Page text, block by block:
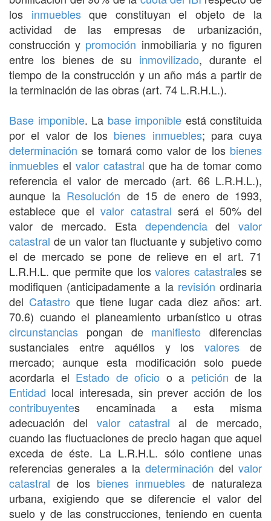
los inmueblesque constituyan el objeto de la
actividad de las empresas de urbanización,
construcción y promoción inmobiliaria y no figuren
entre los bienes de su inmovilizado, durante el
tiempo de la construcción y un año más a partir de
la terminación de las obras (art. 74 L.R.H.L.).
Base imponible. La base imponible está constituida
por el valor de los bienes inmuebles; para cuya
determinación se tomará como valor de los bienes
inmuebles el valor catastral que ha de tomar como
referencia el valor de mercado (art. 66 L.R.H.L.),
aunque la Resolución de 15 de enero de 1993,
establece que elvalor catastral será el 50% del
valor de mercado. Esta dependenciadelvalor
catastral de un valor tan fluctuante y subjetivo como
el de mercado se pone de relieve en el art. 71
L.R.H.L. que permite que losvalores catastrales se
modifiquen (anticipadamente a la revisión ordinaria
del Catastro que tiene lugar cada diez años: art.
70.6) cuando el planeamiento urbanístico u otras
circunstancias pongan de manifiesto diferencias
sustanciales entre aquéllos y losvalores de
mercado; aunque esta modificación solo puede
acordarla el Estado de oficio o a petición de la
Entidad local interesada, sin prever acción de los
contribuyentes encaminada a esta misma
adecuación del valor catastral al de mercado,
cuando las fluctuaciones de precio hagan que aquel
exceda de éste. La L.R.H.L. sólo contiene unas
referencias generales a ladeterminación delvalor
catastral de los bienes inmuebles de naturaleza
urbana, exigiendo que se diferencie el valor del
suelo y de las construcciones, teniendo en cuenta